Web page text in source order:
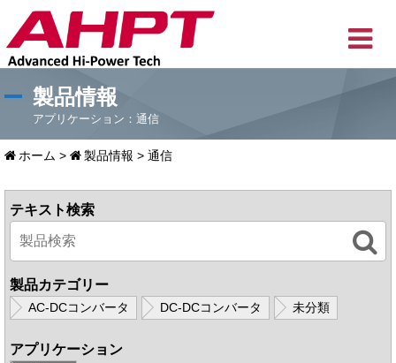
製品情報
アプリケーション：通信
ホーム > 製品情報 > 通信
テキスト検索
製品カテゴリー
AC-DCコンバータ DC-DCコンバータ 未分類
アプリケーション